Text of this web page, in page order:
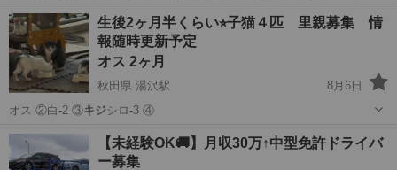
ウイルス検査済（陰性） 3種混合ワクチン2回接種済 （次回接種予
定：...
熊本 熊本市 熊本城・市役所前駅 健康状態
生後2ヶ月半くらい⭐︎子猫４匹 里親募集 情
報随時更新予定
オス 2ヶ月
秋田県 湯沢駅
8月6日
オス ②白-2 ③キジシロ-3 ④
秋田 雄勝郡 湯沢駅 猫 ワクチン
【未経験OK🚚】月収30万↑中型免許ドライバ
ー募集